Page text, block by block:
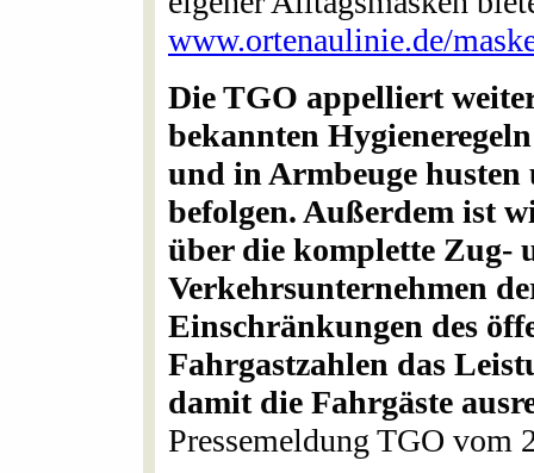
www.ortenaulinie.de/
Die TGO appelliert
bekannten
und in Armbeuge
befolgen. Außerdem ist
über die komplette Zug-
Verkehrsunternehmen
Einschränkungen des
Fahrgastzahlen das
damit die Fahrgäste
Pressemeldung TGO vom